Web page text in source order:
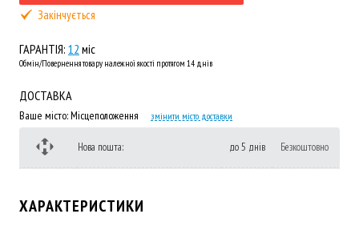
Закінчується
ГАРАНТІЯ: 12 міс
Обмін/Повернення товару належної якості протягом 14 днів
ДОСТАВКА
Ваше місто:Місцеположення змінити місто доставки
Нова пошта: до 5 днів Безкоштовно
ХАРАКТЕРИСТИКИ